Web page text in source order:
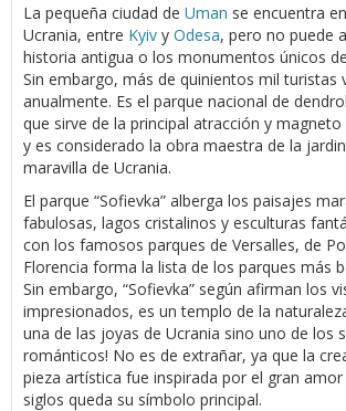
La pequeña ciudad de Uman se encuentra
Ucrania, entre Kyiv y Odesa, pero no puede
historia antigua o los monumentos únicos
Sin embargo, más de quinientos mil turistas
anualmente. Es el parque nacional de
que sirve de la principal atracción y
y es considerado la obra maestra de la
maravilla de Ucrania.
El parque “Sofievka” alberga los paisajes
fabulosas, lagos cristalinos y esculturas
con los famosos parques de Versalles, de
Florencia forma la lista de los parques más
Sin embargo, “Sofievka” según afirman los
impresionados, es un templo de la
una de las joyas de Ucrania sino uno de los
románticos! No es de extrañar, ya que la
pieza artística fue inspirada por el gran
siglos queda su símbolo principal.